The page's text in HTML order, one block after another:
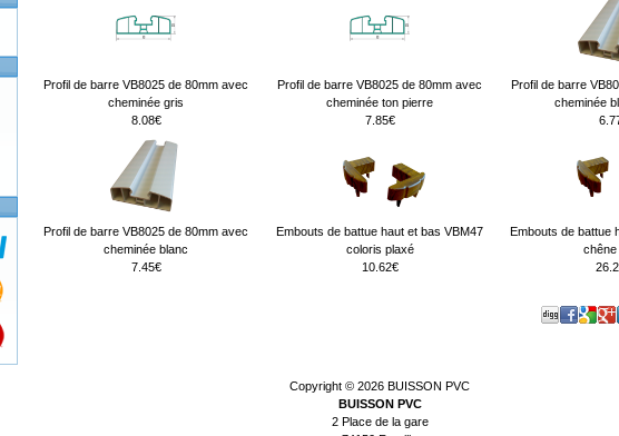
Profil de barre VB8025 de 80mm avec
cheminée gris
8.08€
Profil de barre VB8025 de 80mm avec
cheminée ton pierre
7.85€
Profil de barre
cheminée
Profil de barre VB8025 de 80mm avec
cheminée blanc
7.45€
Embouts de battue haut et bas VBM47
coloris plaxé
10.62€
Embouts de battue
chêne
Copyright © 2026 BUISSON PVC
BUISSON PVC
2 Place de la gare